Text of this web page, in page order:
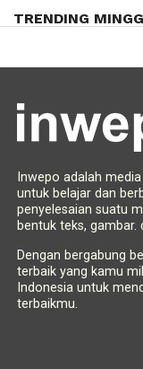
TRENDING
Inwepo adalah
untuk belajar dan
penyelesaian suatu
bentuk teks, gambar.
Dengan bergabung
terbaik yang kamu
Indonesia untuk
terbaikmu.